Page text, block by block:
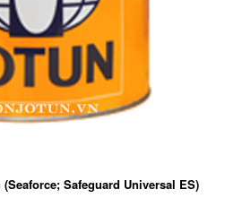
Safeguard Universal ES)